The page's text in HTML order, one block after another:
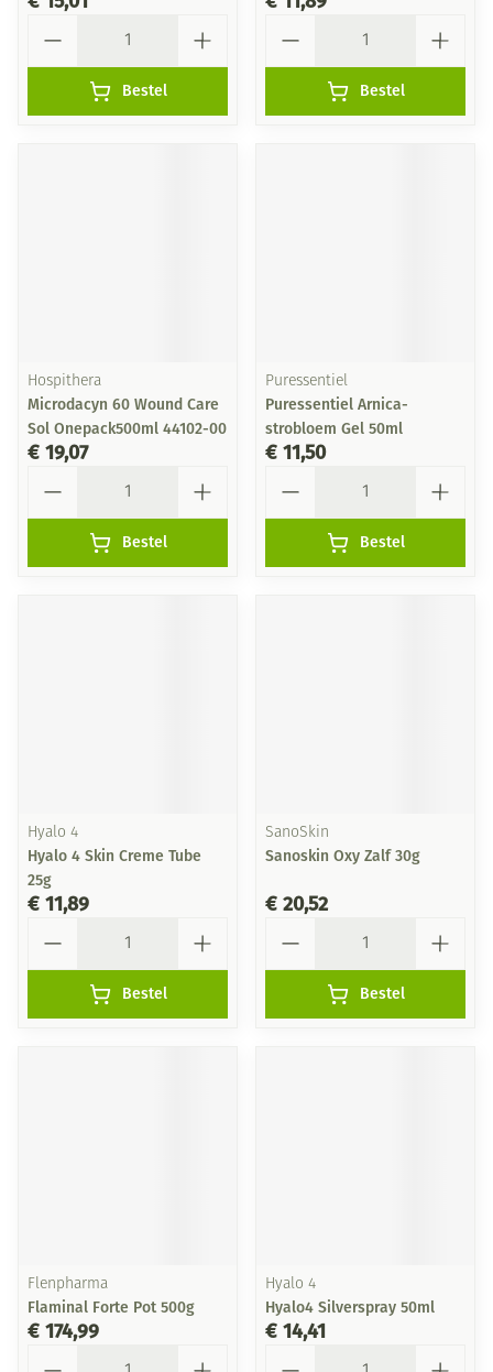
Bestel Bestel
Hospithera
Microdacyn 60 Wound Care
Sol Onepack500ml 44102-00
€ 19,07
Bestel
Puressentiel
Puressentiel Arnica-
strobloem Gel 50ml
€ 11,50
Bestel
Hyalo 4
Hyalo 4 Skin Creme Tube
25g
€ 11,89
Bestel
SanoSkin
Sanoskin Oxy Zalf 30g
€ 20,52
Bestel
Flenpharma
Flaminal Forte Pot 500g
€ 174,99
Hyalo 4
Hyalo4 Silverspray 50ml
€ 14,41